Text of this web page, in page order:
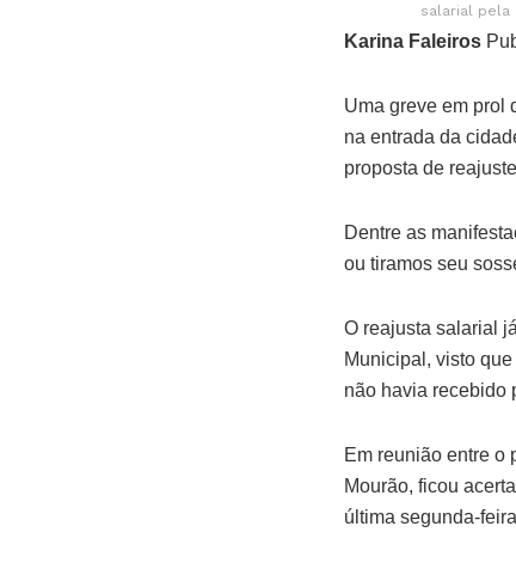
salarial pela
Karina Faleiros
Uma greve em prol
na entrada da
proposta de
Dentre as
ou tiramos seu
O reajusta salarial
Municipal, visto
não havia recebido
Em reunião entre o
Mourão, ficou
última segunda-